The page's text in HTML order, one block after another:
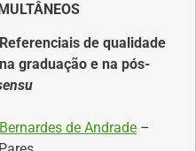
de qualidade
graduação e na pós-
de Andrade –